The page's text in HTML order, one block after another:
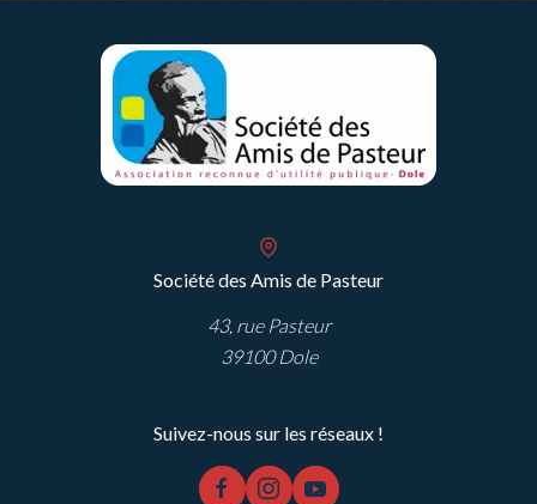
Société des Amis de Pasteur
43, rue Pasteur
39100 Dole
Suivez-nous sur les réseaux !
facebook
instagramyoutube